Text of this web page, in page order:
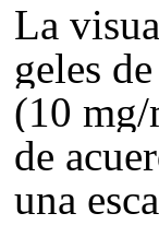
La
geles
(10
de
una